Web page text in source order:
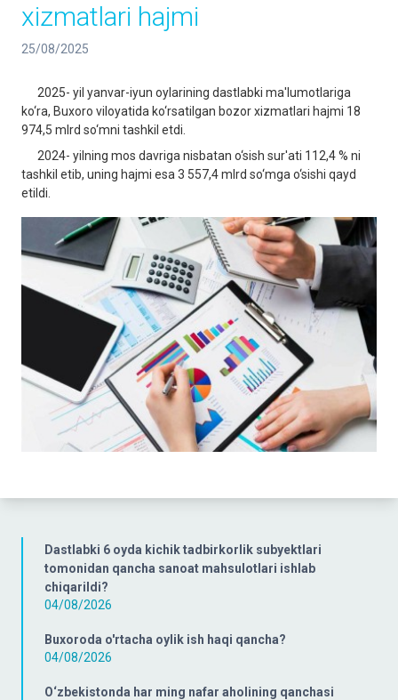
Dastlabki 6 oyda kichik tadbirkorlik subyektlari
tomonidan qancha sanoat mahsulotlari ishlab
chiqarildi?
04/08/2026
Buxoroda o'rtacha oylik ish haqi qancha?
04/08/2026
O‘zbekistonda har ming nafar aholining qanchasi
xizmatlari hajmi
25/08/2025
2025- yil yanvar-iyun oylarining dastlabki ma'lumotlariga
ko‘ra, Buxoro viloyatida ko‘rsatilgan bozor xizmatlari hajmi 18
974,5 mlrd so‘mni tashkil etdi.
2024- yilning mos davriga nisbatan o‘sish sur'ati 112,4 % ni
tashkil etib, uning hajmi esa 3 557,4 mlrd so‘mga o‘sishi qayd
etildi.